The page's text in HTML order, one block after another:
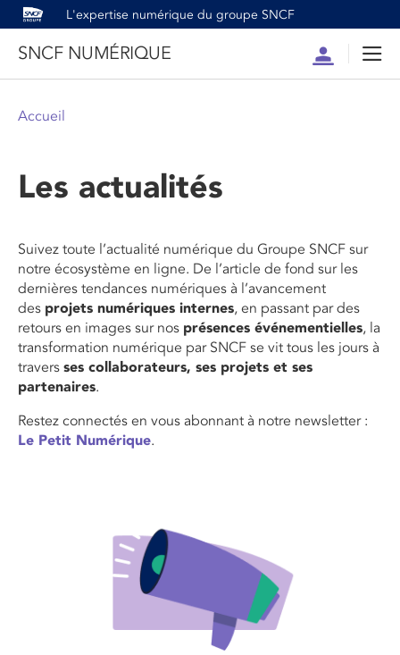
L'expertise numérique du groupe SNCF
SNCF NUMÉRIQUE
Compte
Accueil
Les actualités
Suivez toute l’actualité numérique du Groupe SNCF sur
notre écosystème en ligne. De l’article de fond sur les
dernières tendances numériques à l’avancement
des projets numériques internes, en passant par des
retours en images sur nos présences événementielles, la
transformation numérique par SNCF se vit tous les jours à
travers ses collaborateurs, ses projets et ses
partenaires.
Restez connectés en vous abonnant à notre newsletter :
Le Petit Numérique.